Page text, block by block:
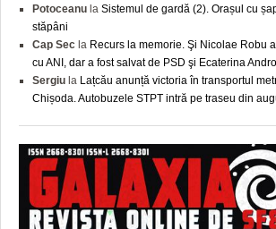
Potoceanu la Sistemul de gardă (2). Orașul cu
stăpâni
Cap Sec la Recurs la memorie. Şi Nicolae Robu
cu ANI, dar a fost salvat de PSD şi Ecaterina
Sergiu la Lațcău anunță victoria în transportul
Chișoda. Autobuzele STPT intră pe traseu din